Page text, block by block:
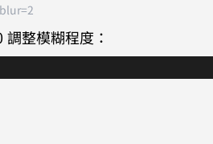
整模糊程度：